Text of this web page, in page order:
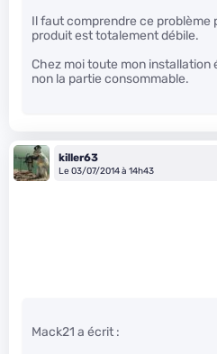
Il faut comprendre ce problème
produit est totalement débile.
Chez moi toute mon
non la partie consommable.
killer63
Le 03/07/2014 à 14h43
Mack21 a écrit :